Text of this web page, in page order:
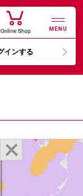
MENU
インする